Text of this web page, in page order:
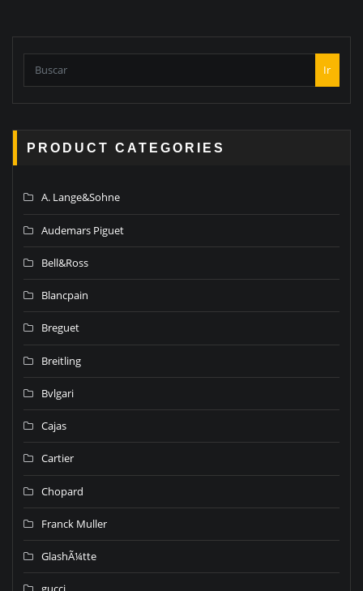
Ir
PRODUCT CATEGORIES
A. Lange&Sohne
Audemars Piguet
Bell&Ross
Blancpain
Breguet
Breitling
Bvlgari
Cajas
Cartier
Chopard
Franck Muller
GlashÃ¼tte